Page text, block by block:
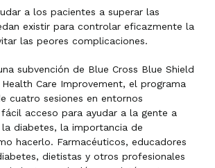
a los pacientes a superar las
existir para controlar eficazmente la
las peores complicaciones.
subvención de Blue Cross Blue Shield
Care Improvement, el programa
cuatro sesiones en entornos
acceso para ayudar a la gente a
diabetes, la importancia de
hacerlo. Farmacéuticos, educadores
dietistas y otros profesionales